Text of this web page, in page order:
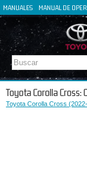
MANUALES MANUAL DE
FR
IT
Toyota Corolla Cross:
Toyota Corolla Cross